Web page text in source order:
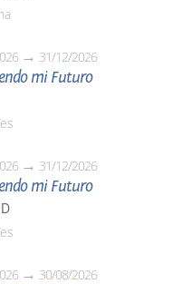
31/12/2026
mi Futuro
31/12/2026
mi Futuro
30/08/2026